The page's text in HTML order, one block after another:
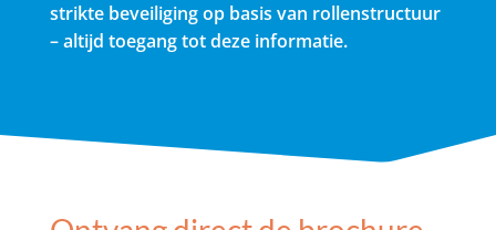
strikte beveiliging op basis van rollenstructuur
– altijd toegang tot deze informatie.